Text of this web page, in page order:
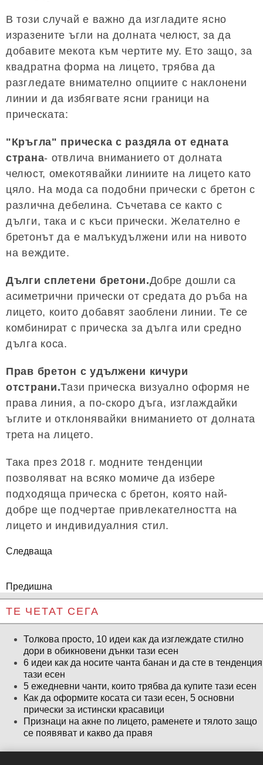
В този случай е важно да изгладите ясно
изразените ъгли на долната челюст, за да
добавите мекота към чертите му. Ето защо, за
квадратна форма на лицето, трябва да
разгледате внимателно опциите с наклонени
линии и да избягвате ясни граници на
прическата:
"Кръгла" прическа с раздяла от едната
страна- отвлича вниманието от долната
челюст, омекотявайки линиите на лицето като
цяло. На мода са подобни прически с бретон с
различна дебелина. Съчетава се както с
дълги, така и с къси прически. Желателно е
бретонът да е малъкудължени или на нивото
на веждите.
Дълги сплетени бретони.Добре дошли са
асиметрични прически от средата до ръба на
лицето, които добавят заоблени линии. Те се
комбинират с прическа за дълга или средно
дълга коса.
Прав бретон с удължени кичури
отстрани.Тази прическа визуално оформя не
права линия, а по-скоро дъга, изглаждайки
ъглите и отклонявайки вниманието от долната
трета на лицето.
Така през 2018 г. модните тенденции
позволяват на всяко момиче да избере
подходяща прическа с бретон, която най-
добре ще подчертае привлекателността на
лицето и индивидуалния стил.
Следваща
Предишна
ТЕ ЧЕТАТ СЕГА
Толкова просто, 10 идеи как да изглеждате стилно
дори в обикновени дънки тази есен
6 идеи как да носите чанта банан и да сте в тенденция
тази есен
5 ежедневни чанти, които трябва да купите тази есен
Как да оформите косата си тази есен, 5 основни
прически за истински красавици
Признаци на акне по лицето, раменете и тялото защо
се появяват и какво да правя